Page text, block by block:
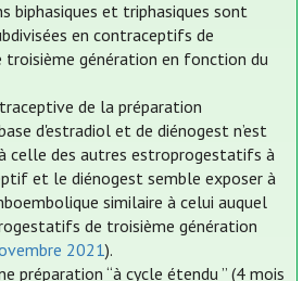
biphasiques et triphasiques sont
en contraceptifs de
troisième génération en fonction du
de la préparation
d'estradiol et de diénogest n’est
celle des autres estroprogestatifs à
et le diénogest semble exposer à
similaire à celui auquel
de troisième génération
2021).
préparation “à cycle étendu ” (4 mois